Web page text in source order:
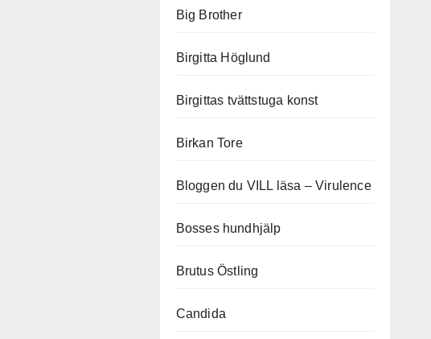
Big Brother
Birgitta Höglund
Birgittas tvättstuga konst
Birkan Tore
Bloggen du VILL läsa – Virulence
Bosses hundhjälp
Brutus Östling
Candida